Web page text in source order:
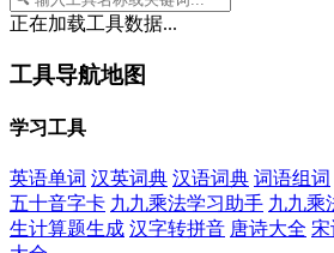
正在加载工具数据...
工具导航地图
学习工具
英语单词 汉英词典 汉语词典 词语组词
五十音字卡 九九乘法学习助手 九九乘
生计算题生成 汉字转拼音 唐诗大全 宋